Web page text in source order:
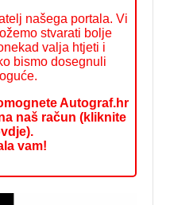
našega portala. Vi
stvarati bolje
valja htjeti i
bismo dosegnuli
Autograf.hr
naš račun (kliknite
vam!